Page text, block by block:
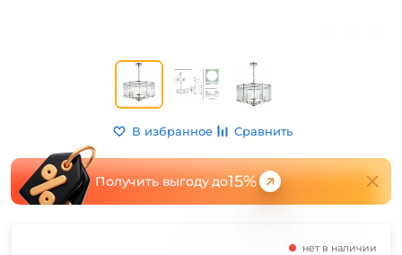
В избранное Сравнить
Получить выгоду до15%
нет в наличии